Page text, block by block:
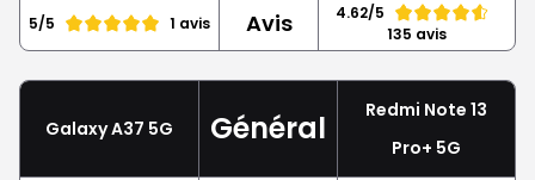
5/5 1 avis Avis
4.62/5
135 avis
Galaxy A37 5G Général
Redmi Note 13
Pro+ 5G